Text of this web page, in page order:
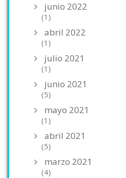
junio 2022
(1)
abril 2022
(1)
julio 2021
(1)
junio 2021
(5)
mayo 2021
(1)
abril 2021
(5)
marzo 2021
(4)